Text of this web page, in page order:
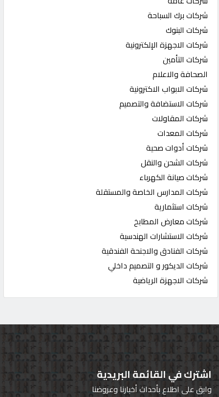
شركات برك السباحة
شركات البنوك
شركات الاجهزة الإلكترونية
شركات التأمين
الصحافة والاعلام
شركات الابواب الاكترونية
شركات الاستضافة والتصميم
شركات المقاولات
شركات المعدات
شركات أدوات صحية
شركات الشحن والنقل
شركات صيانة الكهرباء
شركات المدارس الخاصة والمستقلة
شركات استثمارية
شركات معارض المطابخ
شركات الاستشارات الهندسية
شركات الفنادق والاجنحة الفندقية
شركات الديكور و التصميم داخلي
شركات الاجهزة الرياضية
اشترك في القائمة البريدية
وابق على اطلاع بأحداث أخبارنا وعروضنا